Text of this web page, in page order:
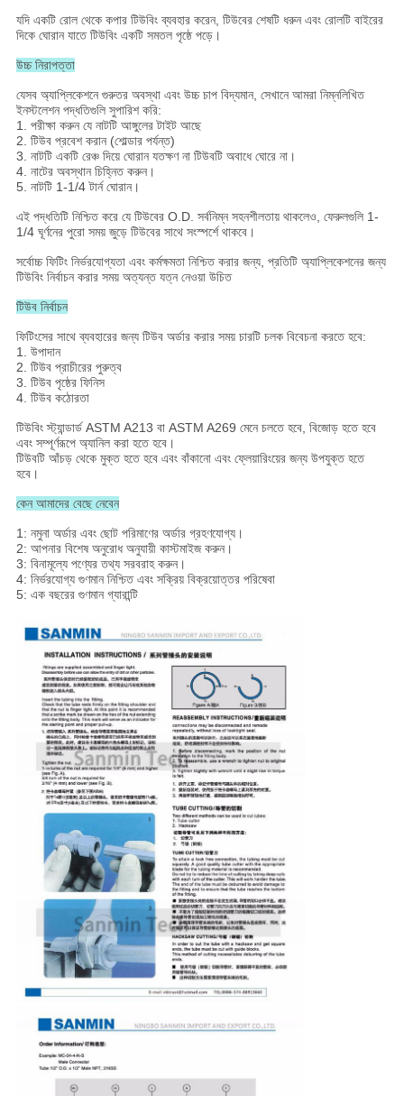
যদি একটি রোল থেকে কপার টিউবিং ব্যবহার করেন, টিউবের শেষটি ধরুন এবং রোলটি বাইরের
দিকে ঘোরান যাতে টিউবিং একটি সমতল পৃষ্ঠে পড়ে।
উচ্চ নিরাপত্তা
যেসব অ্যাপ্লিকেশনে গুরুতর অবস্থা এবং উচ্চ চাপ বিদ্যমান, সেখানে আমরা নিম্নলিখিত
ইনস্টলেশন পদ্ধতিগুলি সুপারিশ করি:
1. পরীক্ষা করুন যে নাটটি আঙ্গুলের টাইট আছে
2. টিউব প্রবেশ করান (শোল্ডার পর্যন্ত)
3. নাটটি একটি রেঞ্চ দিয়ে ঘোরান যতক্ষণ না টিউবটি অবাধে ঘোরে না।
4. নাটের অবস্থান চিহ্নিত করুন।
5. নাটটি 1-1/4 টার্ন ঘোরান।
এই পদ্ধতিটি নিশ্চিত করে যে টিউবের O.D. সর্বনিম্ন সহনশীলতায় থাকলেও, ফেরুলগুলি 1-
1/4 ঘূর্ণনের পুরো সময় জুড়ে টিউবের সাথে সংস্পর্শে থাকবে।
সর্বোচ্চ ফিটিং নির্ভরযোগ্যতা এবং কর্মক্ষমতা নিশ্চিত করার জন্য, প্রতিটি অ্যাপ্লিকেশনের জন্য
টিউবিং নির্বাচন করার সময় অত্যন্ত যত্ন নেওয়া উচিত
টিউব নির্বাচন
ফিটিংসের সাথে ব্যবহারের জন্য টিউব অর্ডার করার সময় চারটি চলক বিবেচনা করতে হবে:
1. উপাদান
2. টিউব প্রাচীরের পুরুত্ব
3. টিউব পৃষ্ঠের ফিনিস
4. টিউব কঠোরতা
টিউবিং স্ট্যান্ডার্ড ASTM A213 বা ASTM A269 মেনে চলতে হবে, বিজোড় হতে হবে
এবং সম্পূর্ণরূপে অ্যানিল করা হতে হবে।
টিউবটি আঁচড় থেকে মুক্ত হতে হবে এবং বাঁকানো এবং ফ্লেয়ারিংয়ের জন্য উপযুক্ত হতে
হবে।
কেন আমাদের বেছে নেবেন
1: নমুনা অর্ডার এবং ছোট পরিমাণের অর্ডার গ্রহণযোগ্য।
2: আপনার বিশেষ অনুরোধ অনুযায়ী কাস্টমাইজ করুন।
3: বিনামূল্যে পণ্যের তথ্য সরবরাহ করুন।
4: নির্ভরযোগ্য গুণমান নিশ্চিত এবং সক্রিয় বিক্রয়োত্তর পরিষেবা
5: এক বছরের গুণমান গ্যারান্টি